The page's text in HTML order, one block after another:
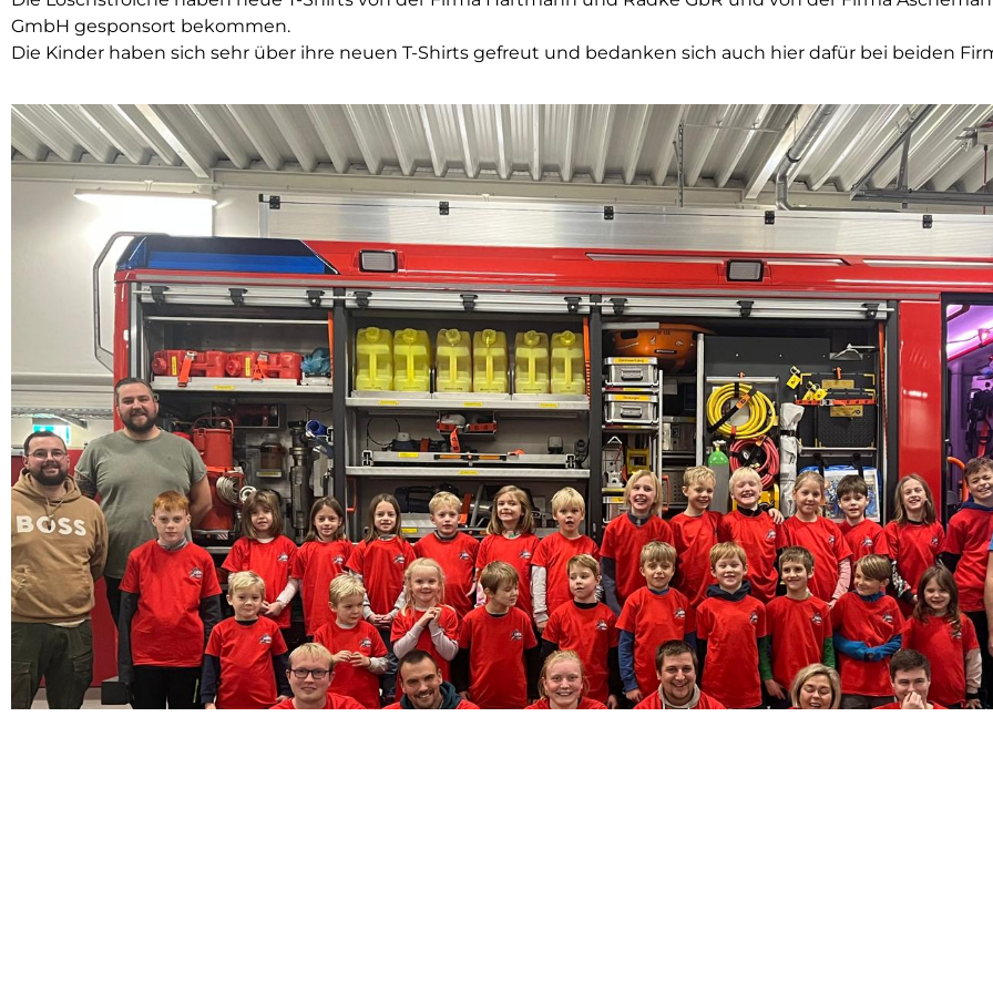
GmbH gesponsort bekommen.
Die Kinder haben sich sehr über ihre neuen T-Shirts gefreut und bedanken sich auch hier dafür bei beiden